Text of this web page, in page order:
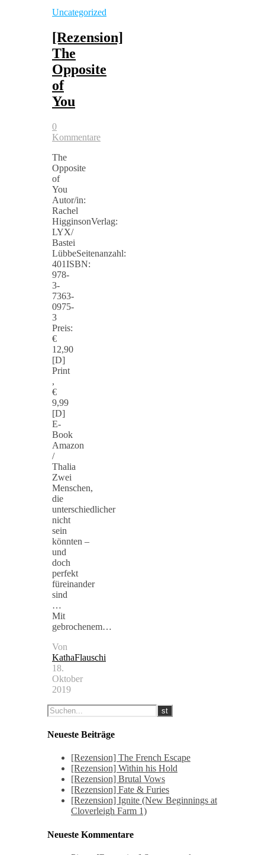
Uncategorized
[Rezension]
The
Opposite
of
You
0
Kommentare
The
Opposite
of
You
Autor/in:
Rachel
HigginsonVerlag:
LYX/
Bastei
LübbeSeitenanzahl:
401ISBN:
978-
3-
7363-
0975-
3
Preis:
€
12,90
[D]
Print
,
€
9,99
[D]
E-
Book
Amazon
/
Thalia
Zwei
Menschen,
die
unterschiedlicher
nicht
sein
könnten –
und
doch
perfekt
füreinander
sind
…
Mit
gebrochenem…
Von
KathaFlauschi
18.
Oktober
2019
Neueste Beiträge
[Rezension] The French Escape
[Rezension] Within his Hold
[Rezension] Brutal Vows
[Rezension] Fate & Furies
[Rezension] Ignite (New Beginnings at
Cloverleigh Farm 1)
Neueste Kommentare